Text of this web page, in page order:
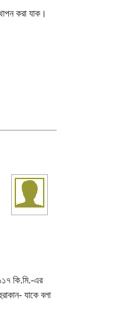
করা যাক।
কি.মি.-এর
যাকে বলা